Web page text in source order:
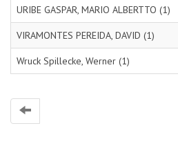
URIBE GASPAR, MARIO ALBERTTO (1)
VIRAMONTES PEREIDA, DAVID (1)
Wruck Spillecke, Werner (1)